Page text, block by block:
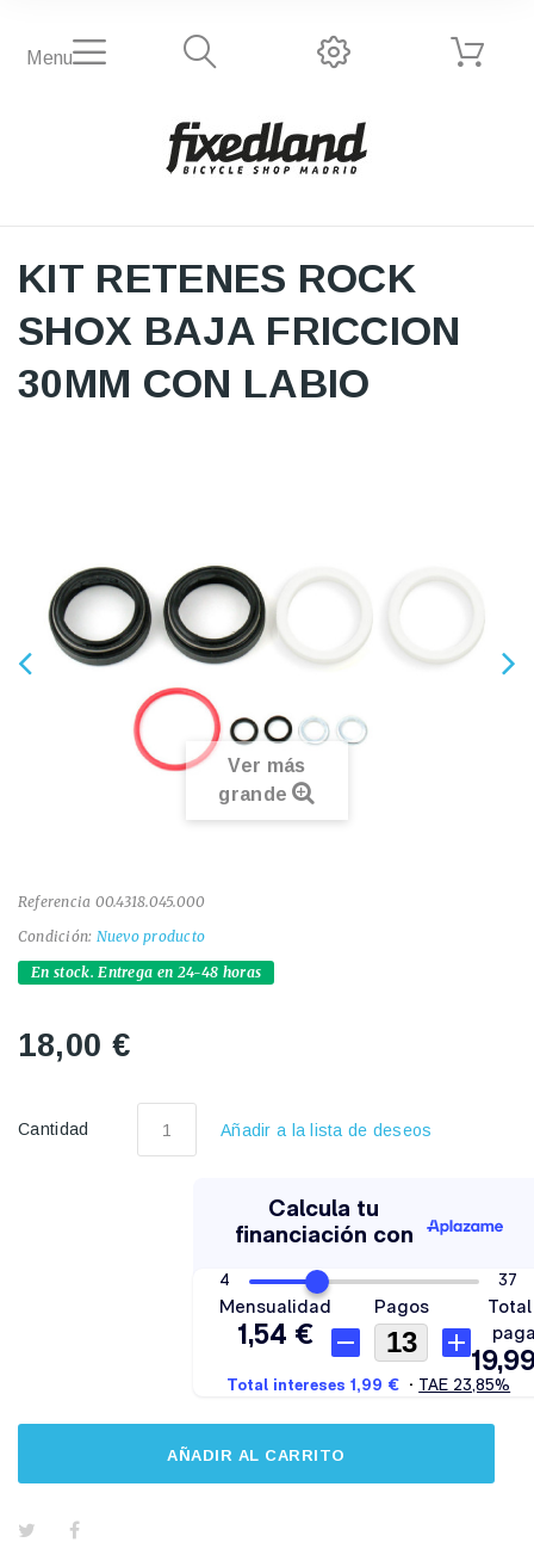
Menu
KIT RETENES ROCK
SHOX BAJA FRICCION
30MM CON LABIO
Ver más
grande
Referencia 00.4318.045.000
Condición: Nuevo producto
En stock. Entrega en 24-48 horas
18,00 €
Cantidad Añadir a la lista de deseos
AÑADIR AL CARRITO